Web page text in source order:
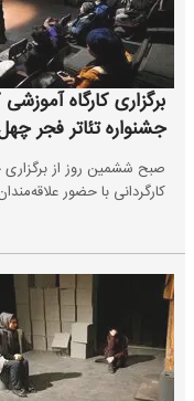
برگزاری کارگاه
جشنواره تئاتر فجر
صبح ششمین روز از برگزاری
کارگردانی با حضور